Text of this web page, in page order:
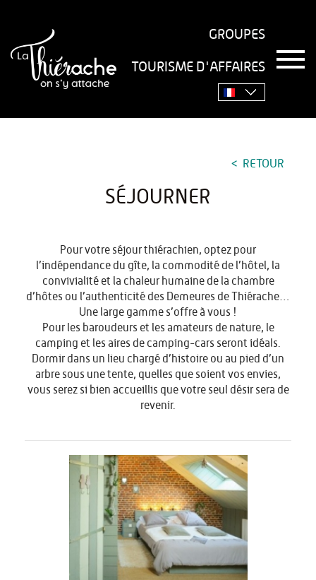
GROUPES
TOURISME D'AFFAIRES
T
o
Accueil› Séjourner
RETOUR
SÉJOURNER
Pour votre séjour thiérachien, optez pour
l’indépendance du gîte, la commodité de l’hôtel, la
convivialité et la chaleur humaine de la chambre
d’hôtes ou l’authenticité des Demeures de Thiérache…
Une large gamme s’offre à vous !
Pour les baroudeurs et les amateurs de nature, le
camping et les aires de camping-cars seront idéals.
Dormir dans un lieu chargé d’histoire ou au pied d’un
arbre sous une tente, quelles que soient vos envies,
vous serez si bien accueillis que votre seul désir sera de
revenir.